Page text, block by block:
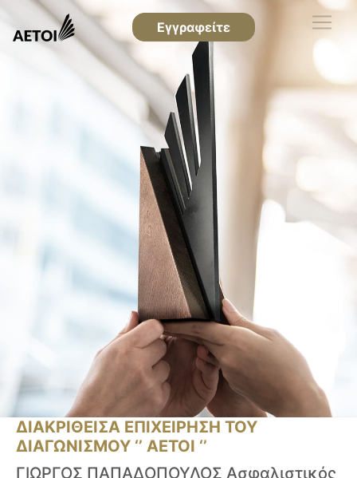
Εγγραφείτε
ΔΙΑΚΡΙΘΕΙΣΑ ΕΠΙΧΕΙΡΗΣΗ ΤΟΥ
ΔΙΑΓΩΝΙΣΜΟΥ ‘’ ΑΕΤΟΙ ‘’
ΓΙΩΡΓΟΣ ΠΑΠΑΔΟΠΟΥΛΟΣ Ασφαλιστικός